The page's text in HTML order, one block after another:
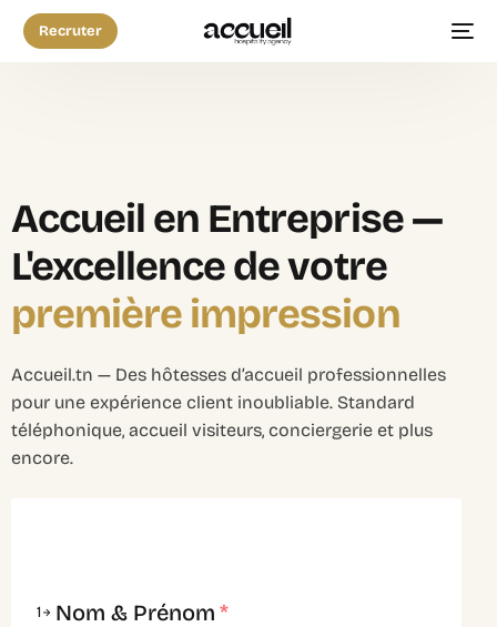
Recruter
Accueil en Entreprise —
L'excellence de votre
première impression
Accueil.tn — Des hôtesses d’accueil professionnelles
pour une expérience client inoubliable. Standard
téléphonique, accueil visiteurs, conciergerie et plus
encore.
1 Nom & Prénom *